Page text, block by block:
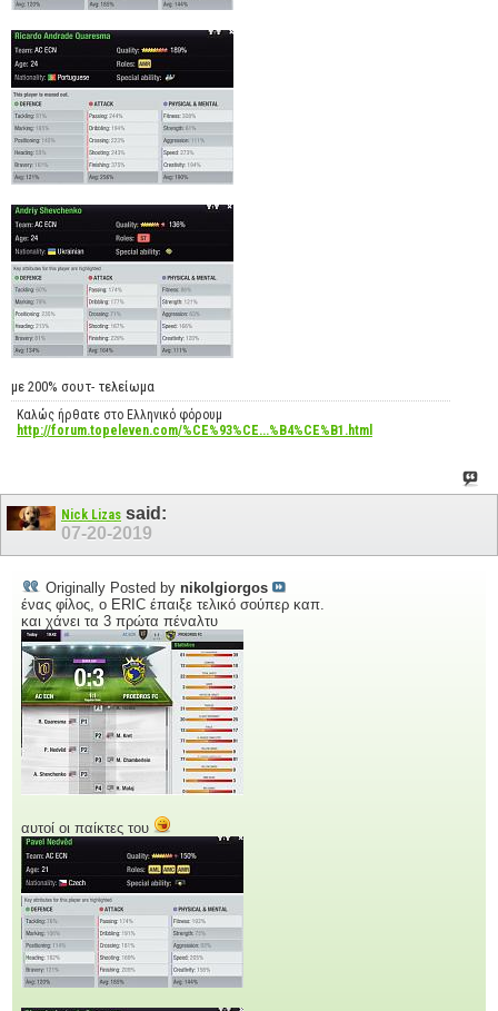
με 200% σουτ- τελείωμα
Καλώς ήρθατε στο Ελληνικό φόρουμ
http://forum.topeleven.com/%CE%93%CE...%B4%CE%B1.html
Nick Lizas said:
07-20-2019
Originally Posted by nikolgiorgos
ένας φίλος, ο ERIC έπαιξε τελικό σούπερ καπ.
και χάνει τα 3 πρώτα πέναλτυ
αυτοί οι παίκτες του